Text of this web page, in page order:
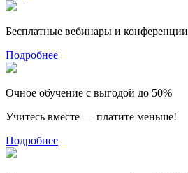
Бесплатные вебинары и конференции
Подробнее
Очное обучение с выгодой до 50%
Учитесь вместе — платите меньше!
Подробнее